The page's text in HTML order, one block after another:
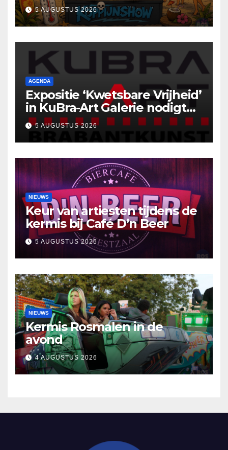
5 AUGUSTUS 2026
AGENDA
Expositie ‘Kwetsbare Vrijheid’
in KuBra-Art Galerie nodigt
uit tot ontmoeting en
reflectie
5 AUGUSTUS 2026
NIEUWS
Keur van artiesten tijdens de
kermis bij Café D’n Beer
5 AUGUSTUS 2026
NIEUWS
Kermis Rosmalen in de
avond
4 AUGUSTUS 2026